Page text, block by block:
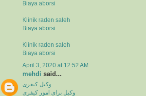
Biaya aborsi
Klinik raden saleh
Biaya aborsi
Klinik raden saleh
Biaya aborsi
April 3, 2020 at 12:52 AM
mehdi said...
وکیل کیفری
وکیل برای امور کیفری